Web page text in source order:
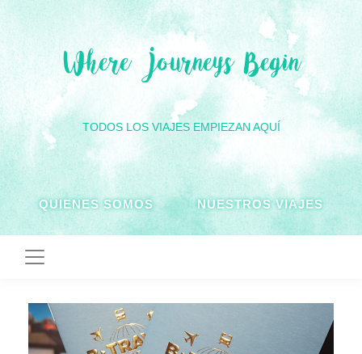
Where Journeys Begin
TODOS LOS VIAJES EMPIEZAN AQUÍ
QUIENES SOMOS NUESTROS VIAJES